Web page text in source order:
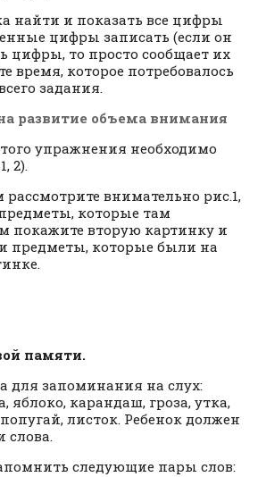
найти и показать все цифры
цифры записать (если он
цифры, то просто сообщает их
время, которое потребовалось
задания.
развитие объема внимания
упражнения необходимо
2).
рассмотрите внимательно рис.1,
которые там
покажите вторую картинку и
предметы, которые были на
памяти.
для запоминания на слух:
яблоко, карандаш, гроза, утка,
листок. Ребенок должен
слова.
следующие пары слов: